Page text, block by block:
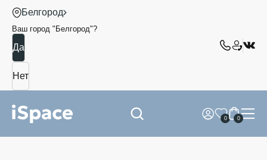
Белгород
Ваш город " Белгород"?
0 0